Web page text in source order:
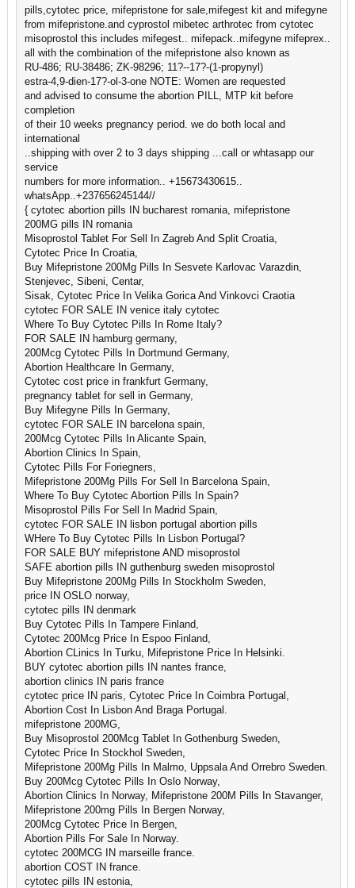
pills,cytotec price, mifepristone for sale,mifegest kit and mifegyne
from mifepristone.and cyprostol mibetec arthrotec from cytotec
misoprostol this includes mifegest.. mifepack..mifegyne mifeprex..
all with the combination of the mifepristone also known as
RU-486; RU-38486; ZK-98296; 11?--17?-(1-propynyl)
estra-4,9-dien-17?-ol-3-one NOTE: Women are requested
and advised to consume the abortion PILL, MTP kit before
completion
of their 10 weeks pregnancy period. we do both local and
international
..shipping with over 2 to 3 days shipping ...call or whtasapp our
service
numbers for more information.. +15673430615..
whatsApp..+237656245144//
{ cytotec abortion pills IN bucharest romania, mifepristone
200MG pills IN romania
Misoprostol Tablet For Sell In Zagreb And Split Croatia,
Cytotec Price In Croatia,
Buy Mifepristone 200Mg Pills In Sesvete Karlovac Varazdin,
Stenjevec, Sibeni, Centar,
Sisak, Cytotec Price In Velika Gorica And Vinkovci Craotia
cytotec FOR SALE IN venice italy cytotec
Where To Buy Cytotec Pills In Rome Italy?
FOR SALE IN hamburg germany,
200Mcg Cytotec Pills In Dortmund Germany,
Abortion Healthcare In Germany,
Cytotec cost price in frankfurt Germany,
pregnancy tablet for sell in Germany,
Buy Mifegyne Pills In Germany,
cytotec FOR SALE IN barcelona spain,
200Mcg Cytotec Pills In Alicante Spain,
Abortion Clinics In Spain,
Cytotec Pills For Foriegners,
Mifepristone 200Mg Pills For Sell In Barcelona Spain,
Where To Buy Cytotec Abortion Pills In Spain?
Misoprostol Pills For Sell In Madrid Spain,
cytotec FOR SALE IN lisbon portugal abortion pills
WHere To Buy Cytotec Pills In Lisbon Portugal?
FOR SALE BUY mifepristone AND misoprostol
SAFE abortion pills IN guthenburg sweden misoprostol
Buy Mifepristone 200Mg Pills In Stockholm Sweden,
price IN OSLO norway,
cytotec pills IN denmark
Buy Cytotec Pills In Tampere Finland,
Cytotec 200Mcg Price In Espoo Finland,
Abortion CLinics In Turku, Mifepristone Price In Helsinki.
BUY cytotec abortion pills IN nantes france,
abortion clinics IN paris france
cytotec price IN paris, Cytotec Price In Coimbra Portugal,
Abortion Cost In Lisbon And Braga Portugal.
mifepristone 200MG,
Buy Misoprostol 200Mcg Tablet In Gothenburg Sweden,
Cytotec Price In Stockhol Sweden,
Mifepristone 200Mg Pills In Malmo, Uppsala And Orrebro Sweden.
Buy 200Mcg Cytotec Pills In Oslo Norway,
Abortion Clinics In Norway, Mifepristone 200M Pills In Stavanger,
Mifepristone 200mg Pills In Bergen Norway,
200Mcg Cytotec Price In Bergen,
Abortion Pills For Sale In Norway.
cytotec 200MCG IN marseille france.
abortion COST IN france.
cytotec pills IN estonia,